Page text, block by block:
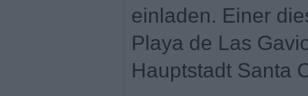
einladen. Einer
Playa de Las
Hauptstadt Santa